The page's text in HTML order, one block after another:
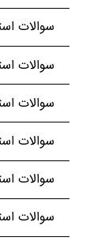
سوالات
سوالات
سوالات
سوالات
سوالات
سوالات